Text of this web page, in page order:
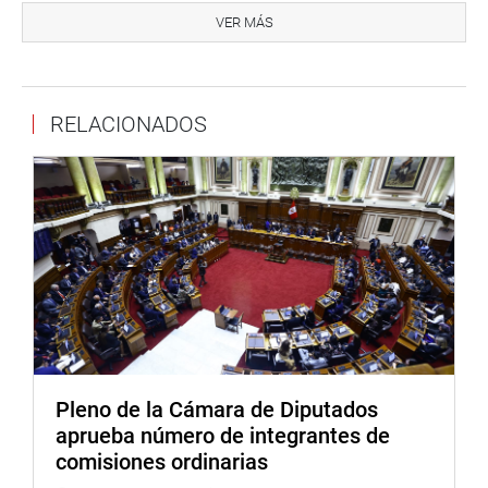
dictamen, la propuesta permite orientar proyectos
estratégicos de carreteras en Piura, Pasco, Junín,
personas y mercancías y dinamizar actividades
la logística, generando mejores condiciones para el
desarrollo regional y la reducción de brechas sociales.
También se aprobó, por mayoría, el dictamen que
propone, con un texto sustitutorio, la ley que fortalece la
protección de la continuidad del servicio público de
transporte urbano frente a hechos delictivos en Lima y
Callao.
a una problemática urgente y real de seguridad
ciudadana que afecta generando temor, reducción de
denuncias y afectaciones a la continuidad del servicio, lo
VER MÁS
RELACIONADOS
Pleno de la Cámara de Diputados
aprueba número de integrantes de
comisiones ordinarias